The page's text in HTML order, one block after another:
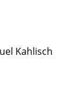
Kahlisch